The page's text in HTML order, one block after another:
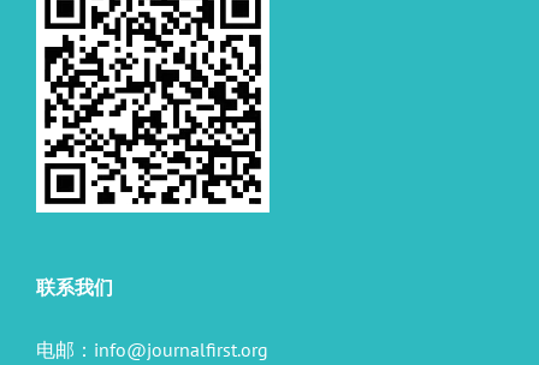
联系我们
电邮： info@journalfirst.org